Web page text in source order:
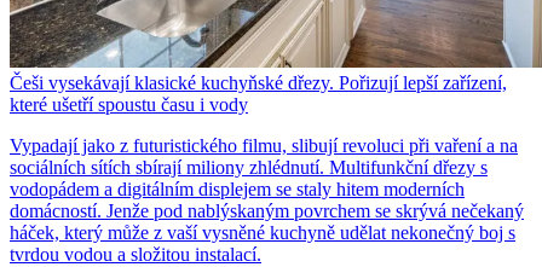
Češi vysekávají klasické kuchyňské dřezy. Pořizují lepší zařízení,
které ušetří spoustu času i vody
Vypadají jako z futuristického filmu, slibují revoluci při vaření a na
sociálních sítích sbírají miliony zhlédnutí. Multifunkční dřezy s
vodopádem a digitálním displejem se staly hitem moderních
domácností. Jenže pod nablýskaným povrchem se skrývá nečekaný
háček, který může z vaší vysněné kuchyně udělat nekonečný boj s
tvrdou vodou a složitou instalací.